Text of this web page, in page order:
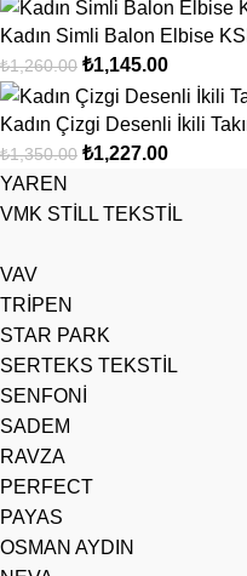
Kadın Simli Balon Elbise
₺1,260.00 ₺1,145.00
Kadın Çizgi Desenli İkili
₺1,350.00 ₺1,227.00
YAREN
VMK STİLL TEKSTİL
VAV
TRİPEN
STAR PARK
SERTEKS TEKSTİL
SENFONİ
SADEM
RAVZA
PERFECT
PAYAS
OSMAN AYDIN